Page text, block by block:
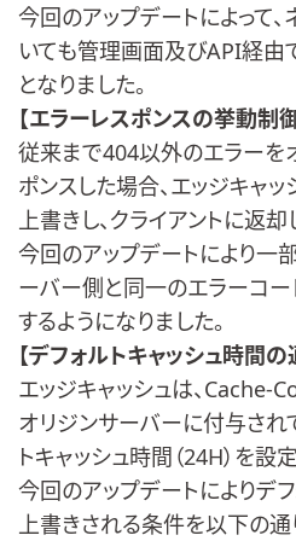
今回のアップデートによって
いても管理画面及びAPI経由
となりました。
【エラーレスポンスの挙動制御
従来まで404以外のエラーを
ポンスした場合、エッジキャ
上書きし、クライアントに返却
今回のアップデートにより一
ーバー側と同一のエラーコー
するようになりました。
【デフォルトキャッシュ時間の
エッジキャッシュは、
オリジンサーバーに付与され
トキャッシュ時間（24H）を設
今回のアップデートによりデ
上書きされる条件を以下の通